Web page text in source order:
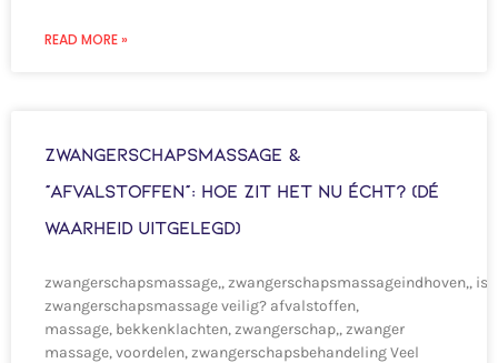
READ MORE »
Zwangerschapsmassage &
“afvalstoffen”: hoe zit het nu écht? (Dé
waarheid uitgelegd)
zwangerschapsmassage,, zwangerschapsmassageindhoven,, is
zwangerschapsmassage veilig? afvalstoffen,
massage, bekkenklachten, zwangerschap,, zwanger
massage, voordelen, zwangerschapsbehandeling Veel